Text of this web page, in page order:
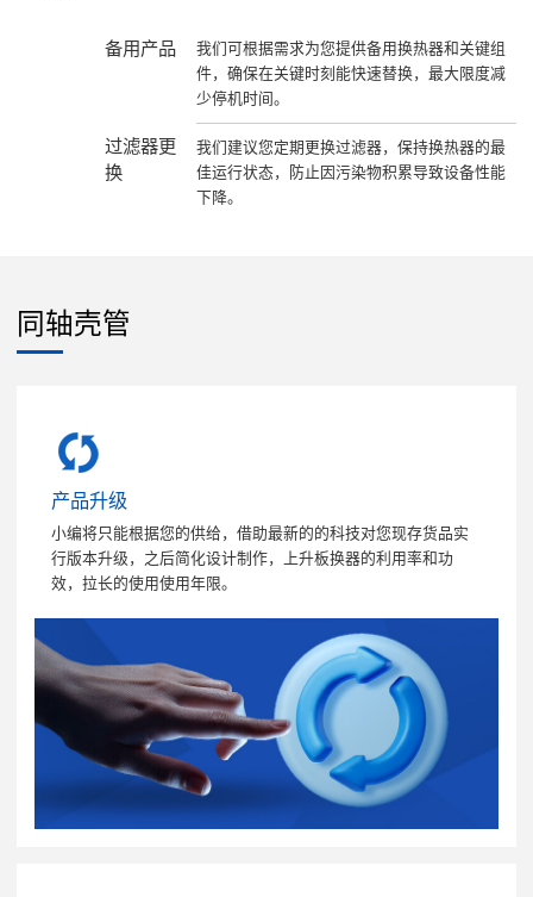
备用产品
我们可根据需求为您提供备用换热器和关键组
件，确保在关键时刻能快速替换，最大限度减
少停机时间。
过滤器更
换
我们建议您定期更换过滤器，保持换热器的最
佳运行状态，防止因污染物积累导致设备性能
下降。
同轴壳管
产品升级
小编将只能根据您的供给，借助最新的的科技对您现存货品实
行版本升级，之后简化设计制作，上升板换器的利用率和功
效，拉长的使用使用年限。